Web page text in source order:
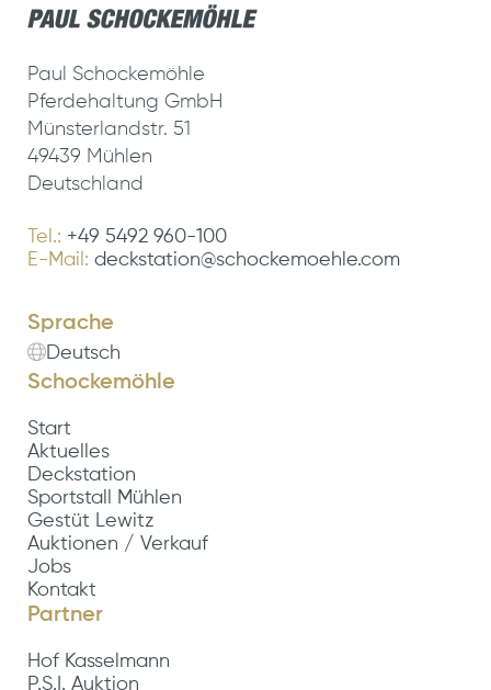
Paul Schockemöhle
Pferdehaltung GmbH
Münsterlandstr. 51
49439 Mühlen
Deutschland
Tel.: +49 5492 960-100
E-Mail: deckstation@schockemoehle.com
Sprache
Deutsch
Schockemöhle
Start
Aktuelles
Deckstation
Sportstall Mühlen
Gestüt Lewitz
Auktionen / Verkauf
Jobs
Kontakt
Partner
Hof Kasselmann
P.S.I. Auktion